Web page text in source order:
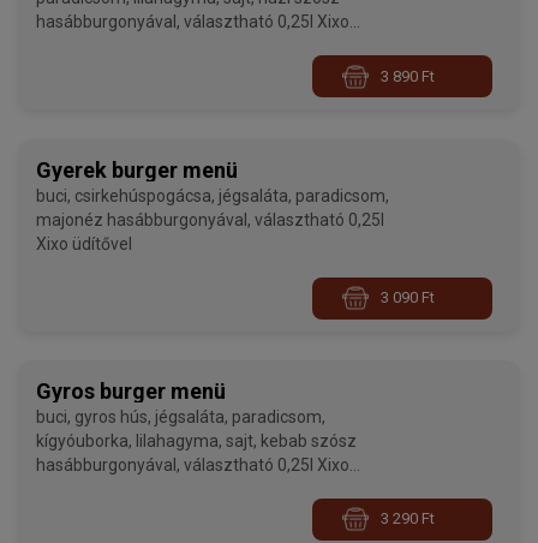
hasábburgonyával, választható 0,25l Xixo
3 890 Ft
Gyerek burger menü
buci, csirkehúspogácsa, jégsaláta, paradicsom,
majonéz hasábburgonyával, választható 0,25l
Xixo üdítővel
3 090 Ft
Gyros burger menü
buci, gyros hús, jégsaláta, paradicsom,
kígyóuborka, lilahagyma, sajt, kebab szósz
hasábburgonyával, választható 0,25l Xixo
3 290 Ft